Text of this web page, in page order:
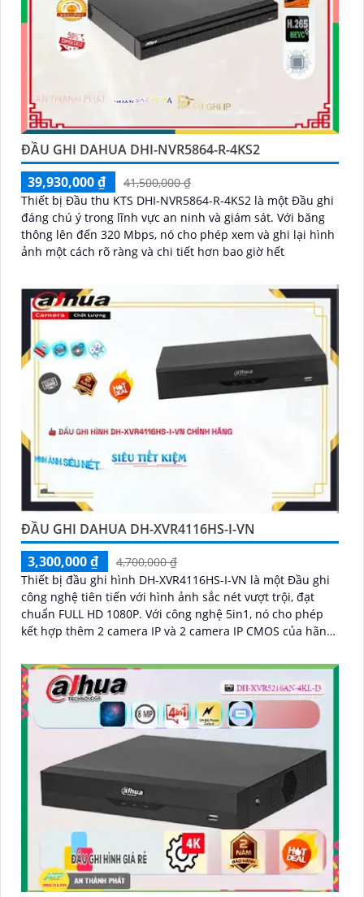
ĐẦU GHI DAHUA DHI-NVR5864-R-4KS2
39,930,000 ₫
41,500,000 ₫
Thiết bị Đầu thu KTS DHI-NVR5864-R-4KS2 là một Đầu ghi
đáng chú ý trong lĩnh vực an ninh và giám sát. Với băng
thông lên đến 320 Mbps, nó cho phép xem và ghi lại hình
ảnh một cách rõ ràng và chi tiết hơn bao giờ hết
ĐẦU GHI DAHUA DH-XVR4116HS-I-VN
3,300,000 ₫
4,700,000 ₫
Thiết bị đầu ghi hình DH-XVR4116HS-I-VN là một Đầu ghi
công nghệ tiên tiến với hình ảnh sắc nét vượt trội, đạt
chuẩn FULL HD 1080P. Với công nghệ 5in1, nó cho phép
kết hợp thêm 2 camera IP và 2 camera IP CMOS của hãng